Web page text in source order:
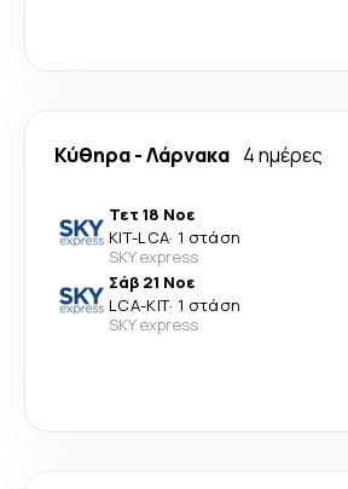
Κύθηρα-Λάρνακα 4 ημέρες
Τετ 18 Νοε
KIT-LCA· 1 στάση
SKY express
Σάβ 21 Νοε
LCA-KIT· 1 στάση
SKY express